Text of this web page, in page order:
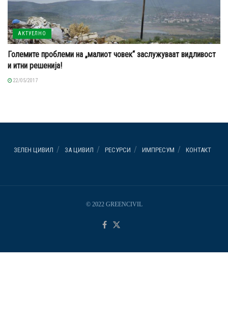
АКТУЕЛНО
Големите проблеми на „малиот човек“ заслужуваат видливост
и итни решенија!
22/05/2017
ЗЕЛЕН ЦИВИЛ ЗА ЦИВИЛ РЕСУРСИ ИМПРЕСУМ КОНТАКТ
© 2022 GREENCIVIL